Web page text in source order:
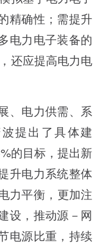
精确性；需提升
电力电子装备的
还应提高电力电
电力供需、系
提出了具体建
的目标，提出新
升电力系统整体
力平衡，更加注
设，推动源－网
电源比重，持续